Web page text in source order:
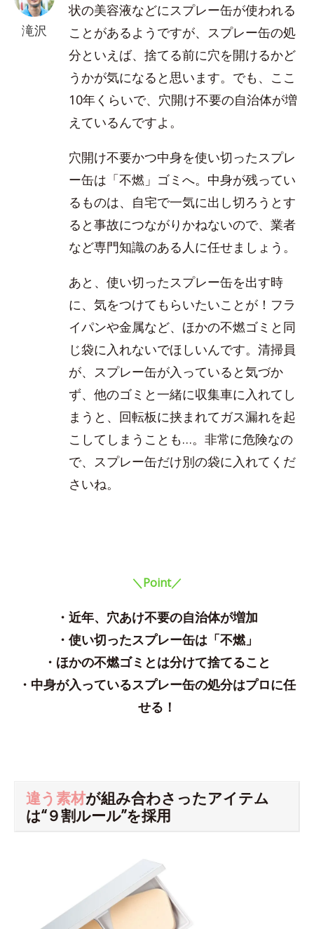
滝沢
状の美容液などにスプレー缶が使われる
ことがあるようですが、スプレー缶の処
分といえば、捨てる前に穴を開けるかど
うかが気になると思います。でも、ここ
10年くらいで、穴開け不要の自治体が増
えているんですよ。
穴開け不要かつ中身を使い切ったスプレ
ー缶は「不燃」ゴミへ。中身が残ってい
るものは、自宅で一気に出し切ろうとす
ると事故につながりかねないので、業者
など専門知識のある人に任せましょう。
あと、使い切ったスプレー缶を出す時
に、気をつけてもらいたいことが！フラ
イパンや金属など、ほかの不燃ゴミと同
じ袋に入れないでほしいんです。清掃員
が、スプレー缶が入っていると気づか
ず、他のゴミと一緒に収集車に入れてし
まうと、回転板に挟まれてガス漏れを起
こしてしまうことも…。非常に危険なの
で、スプレー缶だけ別の袋に入れてくだ
さいね。
＼Point／
・近年、穴あけ不要の自治体が増加
・使い切ったスプレー缶は「不燃」
・ほかの不燃ゴミとは分けて捨てること
・中身が入っているスプレー缶の処分はプロに任
せる！
違う素材が組み合わさったアイテム
は“９割ルール”を採用